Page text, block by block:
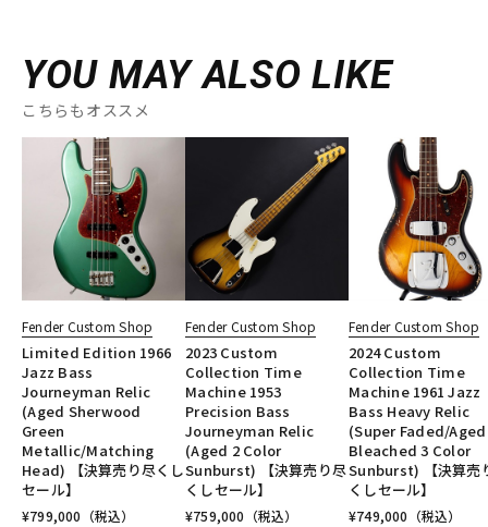
YOU MAY ALSO LIKE
こちらもオススメ
Fender Custom Shop
Limited Edition 1966
Jazz Bass
Journeyman Relic
(Aged Sherwood
Green
Metallic/Matching
Head) 【決算売り尽くし
セール】
¥799,000 （税込）
Fender Custom Shop
2023 Custom
Collection Time
Machine 1953
Precision Bass
Journeyman Relic
(Aged 2 Color
Sunburst) 【決算売り尽
くしセール】
¥759,000 （税込）
Fender Custom Shop
2024 Custom
Collection Time
Machine 1961 Jazz
Bass Heavy Relic
(Super Faded/Aged
Bleached 3 Color
Sunburst) 【決算売
くしセール】
¥749,000 （税込）